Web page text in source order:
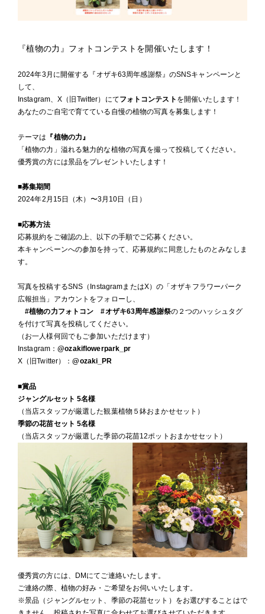
『植物の力』フォトコンテストを開催いたします！
2024年3月に開催する『オザキ63周年感謝祭』のSNSキャンペーンと
して、
Instagram、X（旧Twitter）にてフォトコンテスト を開催いたします！
あなたのご自宅で育てている自慢の植物の写真を募集します！
テーマは 『植物の力』
「植物の力」溢れる魅力的な植物の写真を撮って投稿してください。
優秀賞の方には景品をプレゼントいたします！
■募集期間
2024年2月15日（木）〜3月10日（日）
■応募方法
応募規約をご確認の上、以下の手順でご応募ください。
本キャンペーンへの参加を持って、応募規約に同意したものとみなしま
す。
写真を投稿するSNS（InstagramまたはX）の「オザキフラワーパーク
広報担当」アカウントをフォローし、
#植物の力フォトコン
#オザキ63周年感謝祭の２つのハッシュタグ
を付けて写真を投稿してください。
（お一人様何回でもご参加いただけます）
Instagram：@ozakiflowerpark_pr
X（旧Twitter）：@ozaki_PR
■賞品
ジャングルセット 5名様
（当店スタッフが厳選した観葉植物５鉢おまかせセット）
季節の花苗セット 5名様
（当店スタッフが厳選した季節の花苗12ポットおまかせセット）
優秀賞の方には、DMにてご連絡いたします。
ご連絡の際、植物の好み・ご希望をお伺いいたします。
※景品（ジャングルセット、季節の花苗セット）をお選びすることはで